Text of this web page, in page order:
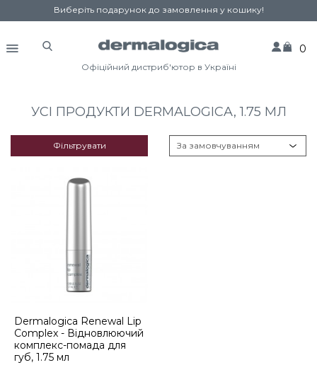
Виберіть подарунок до замовлення у кошику!
0
Офіційний дистриб'ютор в Україні
УСІ ПРОДУКТИ DERMALOGICA, 1.75 МЛ
Фільтрувати
Dermalogica Renewal Lip
Complex - Відновлюючий
комплекс-помада для
губ, 1.75 мл